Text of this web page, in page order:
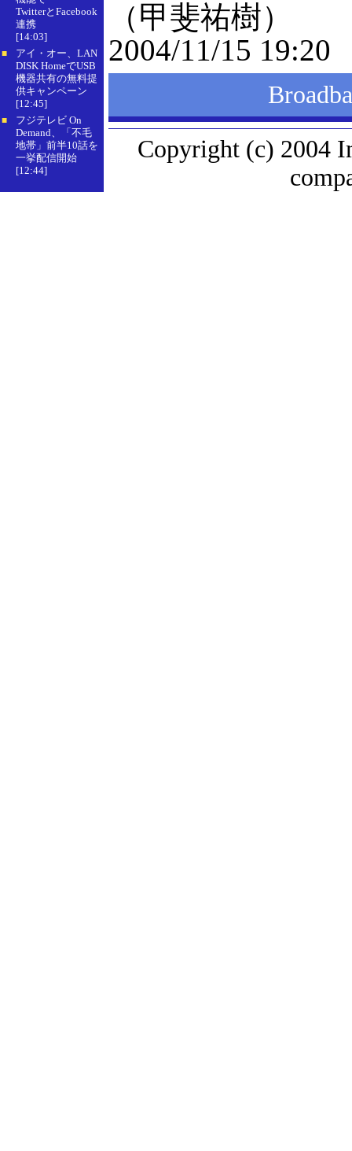
TwitterとFacebook
連携
[14:03]
■
アイ・オー、LAN
DISK HomeでUSB
機器共有の無料提
供キャンペーン
[12:45]
■
フジテレビ On
Demand、「不毛
地帯」前半10話を
一挙配信開始
[12:44]
（甲斐祐樹）
2004/11/15 19:20
Copyright (c) 2004